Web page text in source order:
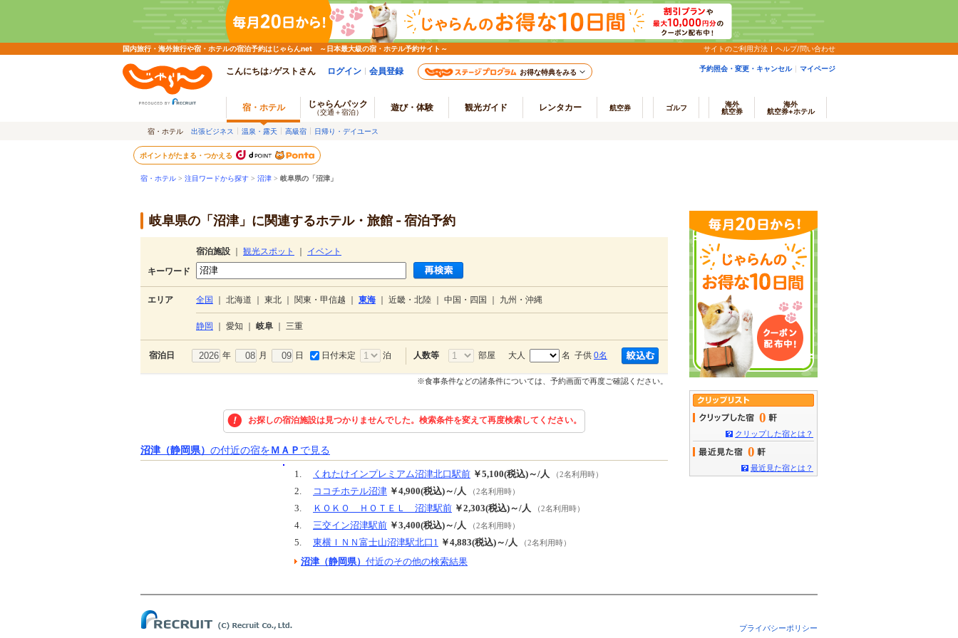
国内旅行・海外旅行や宿・ホテルの宿泊予約はじゃらんnet ～日本最大級の宿・ホテル予約サイト～ サイトのご利用方法 ヘルプ/問い合わせ
こんにちは♪ゲストさん ログイン 会員登録 お得な特典をみる 予約照会・変更・キャンセル マイページ
宿・ホテル じゃらんパック
（交通＋宿泊） 遊び・体験 観光ガイド レンタカー 航空券 ゴルフ
海外
航空券
海外
航空券+ホテル
宿・ホテル 出張ビジネス 温泉・露天 高級宿 日帰り・デイユース
ポイントがたまる・つかえる
宿・ホテル > 注目ワードから探す > 沼津 > 岐阜県の「沼津」
岐阜県の「沼津」に関連するホテル・旅館 - 宿泊予約
宿泊施設 観光スポット
イベント
キーワード
エリア 全国 北海道 東北 関東・甲信越 東海 近畿・北陸 中国・四国 九州・沖縄
静岡 愛知 岐阜 三重
宿泊日 年 月 日 日付未定 泊 人数等 部屋 大人 名 子供 0名
※食事条件などの諸条件については、予約画面で再度ご確認ください。
お探しの宿泊施設は見つかりませんでした。検索条件を変えて再度検索してください。
沼津（静岡県） の付近の宿をＭＡＰ で見る
1. くれたけインプレミアム沼津北口駅前 ￥5,100(税込)～/人 （2名利用時）
2. ココチホテル沼津 ￥4,900(税込)～/人 （2名利用時）
3. ＫＯＫＯ ＨＯＴＥＬ 沼津駅前 ￥2,303(税込)～/人 （2名利用時）
4. 三交イン沼津駅前 ￥3,400(税込)～/人 （2名利用時）
5. 東横ＩＮＮ富士山沼津駅北口1 ￥4,883(税込)～/人 （2名利用時）
沼津（静岡県） 付近のその他の検索結果
0
クリップした宿とは？
0
最近見た宿とは？
プライバシーポリシー